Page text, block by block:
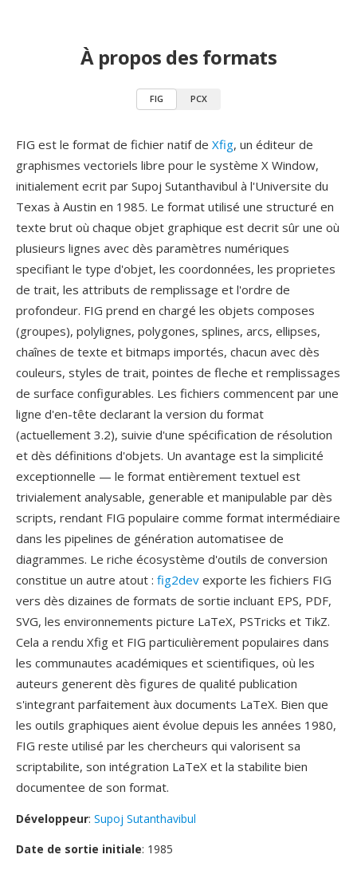
À propos des formats
FIG PCX
FIG est le format de fichier natif de Xfig, un éditeur de
graphismes vectoriels libre pour le système X Window,
initialement ecrit par Supoj Sutanthavibul à l'Universite du
Texas à Austin en 1985. Le format utilisé une structuré en
texte brut où chaque objet graphique est decrit sûr une où
plusieurs lignes avec dès paramètres numériques
specifiant le type d'objet, les coordonnées, les proprietes
de trait, les attributs de remplissage et l'ordre de
profondeur. FIG prend en chargé les objets composes
(groupes), polylignes, polygones, splines, arcs, ellipses,
chaînes de texte et bitmaps importés, chacun avec dès
couleurs, styles de trait, pointes de fleche et remplissages
de surface configurables. Les fichiers commencent par une
ligne d'en-tête declarant la version du format
(actuellement 3.2), suivie d'une spécification de résolution
et dès définitions d'objets. Un avantage est la simplicité
exceptionnelle — le format entièrement textuel est
trivialement analysable, generable et manipulable par dès
scripts, rendant FIG populaire comme format intermédiaire
dans les pipelines de génération automatisee de
diagrammes. Le riche écosystème d'outils de conversion
constitue un autre atout : fig2dev exporte les fichiers FIG
vers dès dizaines de formats de sortie incluant EPS, PDF,
SVG, les environnements picture LaTeX, PSTricks et TikZ.
Cela a rendu Xfig et FIG particulièrement populaires dans
les communautes académiques et scientifiques, où les
auteurs generent dès figures de qualité publication
s'integrant parfaitement àux documents LaTeX. Bien que
les outils graphiques aient évolue depuis les années 1980,
FIG reste utilisé par les chercheurs qui valorisent sa
scriptabilite, son intégration LaTeX et la stabilite bien
documentee de son format.
Développeur: Supoj Sutanthavibul
Date de sortie initiale: 1985